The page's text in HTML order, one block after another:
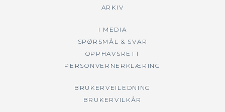
ARKIV
I MEDIA
SPØRSMÅL & SVAR
OPPHAVSRETT
PERSONVERNERKLÆRING
BRUKERVEILEDNING
BRUKERVILKÅR